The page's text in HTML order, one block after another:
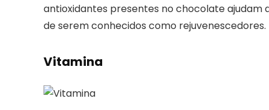
antioxidantes presentes no chocolate ajudam
de serem conhecidos como rejuvenescedores.
Vitamina